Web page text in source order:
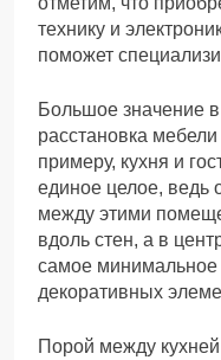
технику и
поможет
Большое значение
расстановка
примеру, кухня и
единое целое, ведь
между этими
вдоль стен, а в
самое минимальное
декоративных
Порой между